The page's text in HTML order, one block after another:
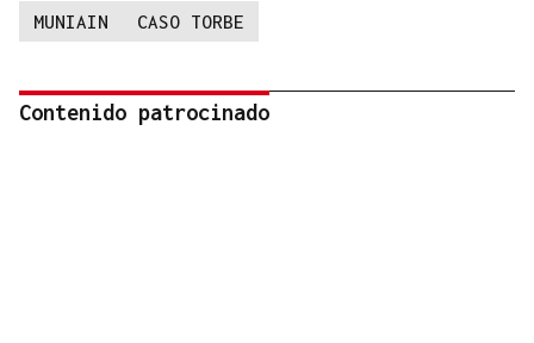
MUNIAIN CASO TORBE
Contenido patrocinado